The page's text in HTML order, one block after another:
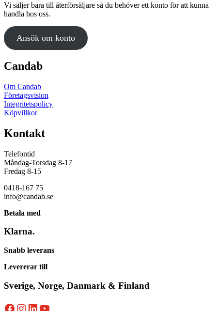
Vi säljer bara till återförsäljare så du behöver ett konto för att kunna
handla hos oss.
Ansök om konto
Candab
Om Candab
Företagsvision
Integritetspolicy
Köpvillkor
Kontakt
Telefontid
Måndag-Torsdag 8-17
Fredag 8-15
0418-167 75
info@candab.se
Betala med
Klarna.
Snabb leverans
Levererar till
Sverige, Norge, Danmark & Finland
Facebook
Instagram
LinkedIn
YouTube